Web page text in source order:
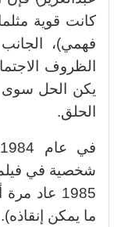
كانت قوية
فهمي)،
الظروف
يكن الحل سوى
الحلق.
شخصية في
1985 عاد
ما يمكن إنقاذه).